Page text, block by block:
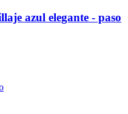
azul elegante - paso